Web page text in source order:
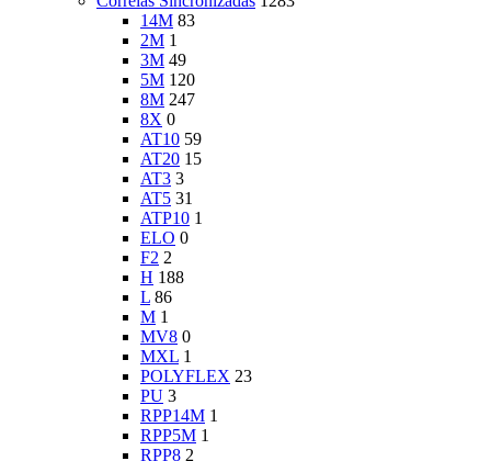
14M 83
2M 1
3M 49
5M 120
8M 247
8X 0
AT10 59
AT20 15
AT3 3
AT5 31
ATP10 1
ELO 0
F2 2
H 188
L 86
M 1
MV8 0
MXL 1
POLYFLEX 23
PU 3
RPP14M 1
RPP5M 1
RPP8 2